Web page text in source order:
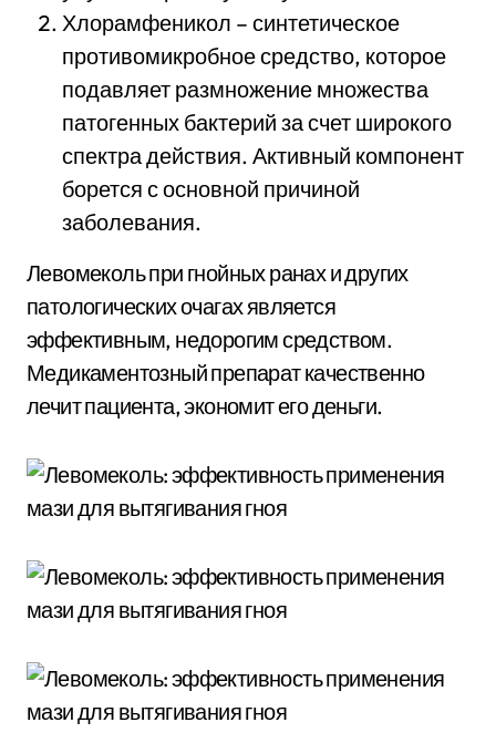
Хлорамфеникол – синтетическое
противомикробное средство, которое
подавляет размножение множества
патогенных бактерий за счет широкого
спектра действия. Активный компонент
борется с основной причиной
заболевания.
Левомеколь при гнойных ранах и других
патологических очагах является
эффективным, недорогим средством.
Медикаментозный препарат качественно
лечит пациента, экономит его деньги.